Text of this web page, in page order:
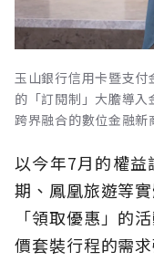
玉山銀行信用卡暨支
的「訂閱制」大膽導
跨界融合的數位金融新
以今年7月的權益
期、鳳凰旅遊等
「領取優惠」的
價套裝行程的需